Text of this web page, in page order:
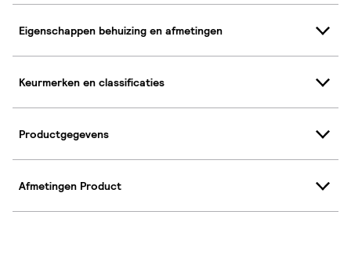
Eigenschappen behuizing en afmetingen
Keurmerken en classificaties
Productgegevens
Afmetingen Product